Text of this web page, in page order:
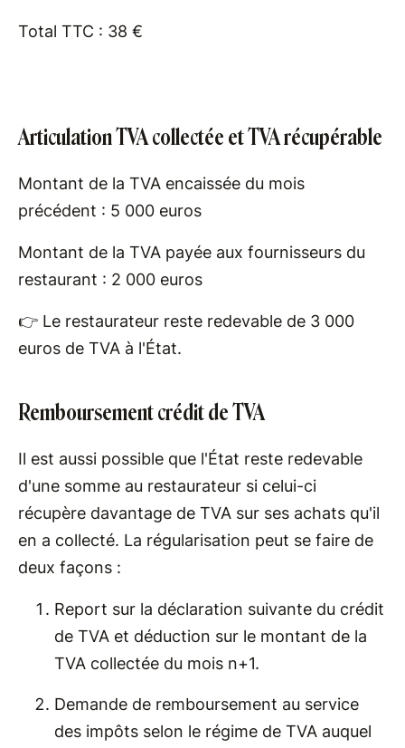
Total TTC : 38 €
Articulation TVA collectée et TVA récupérable
Montant de la TVA encaissée du mois
précédent : 5 000 euros
Montant de la TVA payée aux fournisseurs du
restaurant : 2 000 euros
👉 Le restaurateur reste redevable de 3 000
euros de TVA à l'État.
Remboursement crédit de TVA
Il est aussi possible que l'État reste redevable
d'une somme au restaurateur si celui-ci
récupère davantage de TVA sur ses achats qu'il
en a collecté. La régularisation peut se faire de
deux façons :
Report sur la déclaration suivante du crédit
de TVA et déduction sur le montant de la
TVA collectée du mois n+1.
Demande de remboursement au service
des impôts selon le régime de TVA auquel